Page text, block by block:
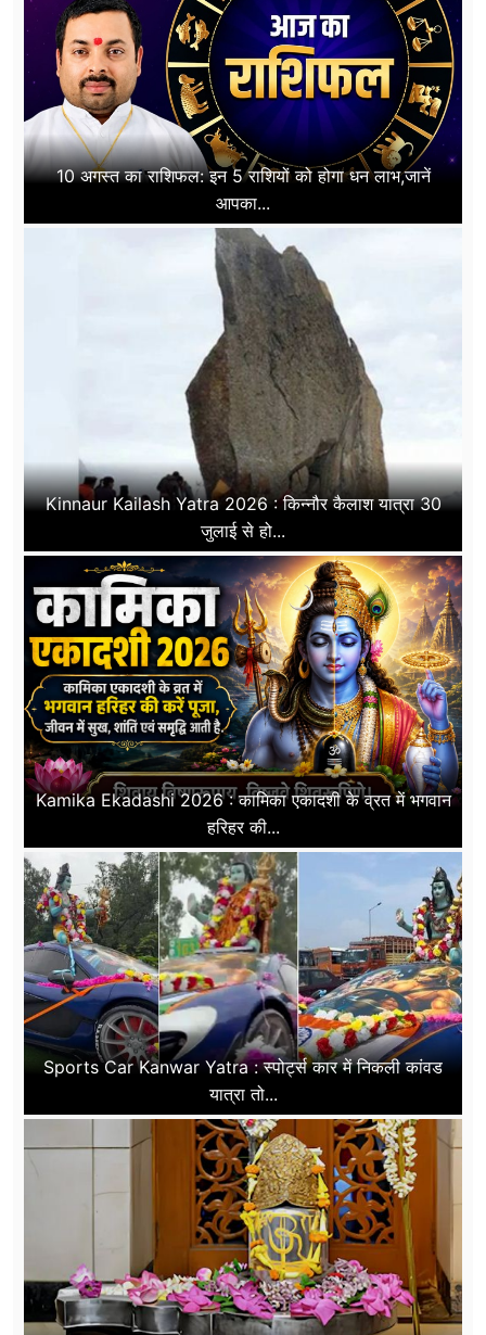
10 अगस्त का राशिफल: इन 5 राशियों को होगा धन लाभ,जानें
आपका...
Kinnaur Kailash Yatra 2026 : किन्नौर कैलाश यात्रा 30
जुलाई से हो...
Kamika Ekadashi 2026 : कामिका एकादशी के व्रत में भगवान
हरिहर की...
Sports Car Kanwar Yatra : स्पोर्ट्स कार में निकली कांवड
यात्रा तो...